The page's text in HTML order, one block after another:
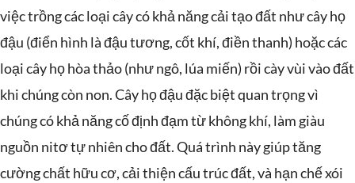
việc trồng các loại cây có khả năng cải tạo đất như cây họ
đậu (điển hình là đậu tương, cốt khí, điền thanh) hoặc các
loại cây họ hòa thảo (như ngô, lúa miến) rồi cày vùi vào đất
khi chúng còn non. Cây họ đậu đặc biệt quan trọng vì
chúng có khả năng cố định đạm từ không khí, làm giàu
nguồn nitơ tự nhiên cho đất. Quá trình này giúp tăng
cường chất hữu cơ, cải thiện cấu trúc đất, và hạn chế xói